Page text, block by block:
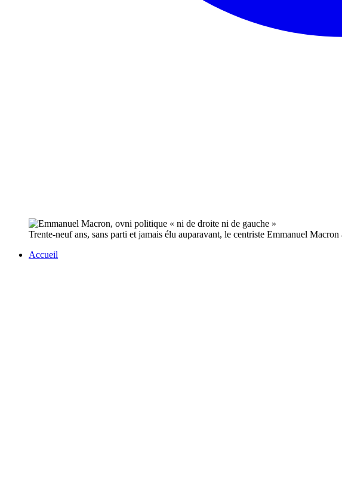
Trente-neuf ans, sans parti et jamais élu auparavant, le centriste Emmanuel
Accueil